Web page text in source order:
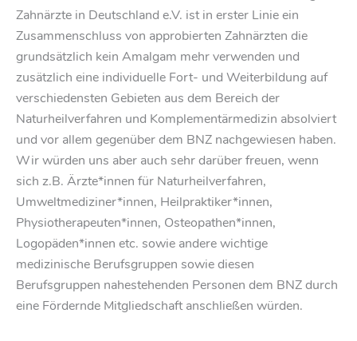
Zahnärzte in Deutschland e.V. ist in erster Linie ein
Zusammenschluss von approbierten Zahnärzten die
grundsätzlich kein Amalgam mehr verwenden und
zusätzlich eine individuelle Fort- und Weiterbildung auf
verschiedensten Gebieten aus dem Bereich der
Naturheilverfahren und Komplementärmedizin absolviert
und vor allem gegenüber dem BNZ nachgewiesen haben.
Wir würden uns aber auch sehr darüber freuen, wenn
sich z.B. Ärzte*innen für Naturheilverfahren,
Umweltmediziner*innen, Heilpraktiker*innen,
Physiotherapeuten*innen, Osteopathen*innen,
Logopäden*innen etc. sowie andere wichtige
medizinische Berufsgruppen sowie diesen
Berufsgruppen nahestehenden Personen dem BNZ durch
eine Fördernde Mitgliedschaft anschließen würden.